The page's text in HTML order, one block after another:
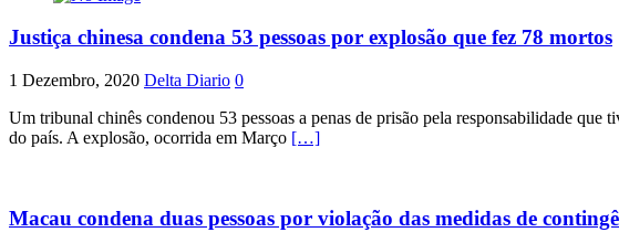
Justiça chinesa condena 53 pessoas por explosão que fez 78 mortos
1 Dezembro, 2020 Delta Diario 0
Um tribunal chinês condenou 53 pessoas a penas de prisão pela responsabilidade
do país. A explosão, ocorrida em Março […]
Macau condena duas pessoas por violação das medidas de